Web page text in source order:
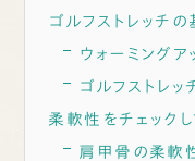
ゴルフストレッチ
ウォーミング
ゴルフストレッ
柔軟性をチェックし
肩甲骨の柔軟